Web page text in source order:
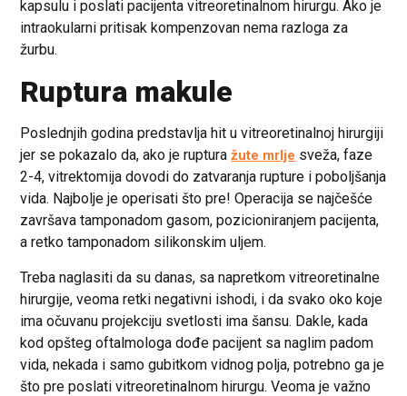
kapsulu i poslati pacijenta vitreoretinalnom hirurgu. Ako je
intraokularni pritisak kompenzovan nema razloga za
žurbu.
Ruptura makule
Poslednjih godina predstavlja hit u vitreoretinalnoj hirurgiji
jer se pokazalo da, ako je rupturažute mrlje sveža, faze
2-4, vitrektomija dovodi do zatvaranja rupture i poboljšanja
vida. Najbolje je operisati što pre! Operacija se najčešće
završava tamponadom gasom, pozicioniranjem pacijenta,
a retko tamponadom silikonskim uljem.
Treba naglasiti da su danas, sa napretkom vitreoretinalne
hirurgije, veoma retki negativni ishodi, i da svako oko koje
ima očuvanu projekciju svetlosti ima šansu. Dakle, kada
kod opšteg oftalmologa dođe pacijent sa naglim padom
vida, nekada i samo gubitkom vidnog polja, potrebno ga je
što pre poslati vitreoretinalnom hirurgu. Veoma je važno